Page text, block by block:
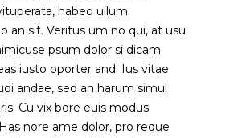
habeo ullum
an sit. Veritus um no qui, at usu
psum dolor si dicam
iusto oporter and. Ius vitae
andae, sed an harum simul
Cu vix bore euis modus
nore ame dolor, pro reque